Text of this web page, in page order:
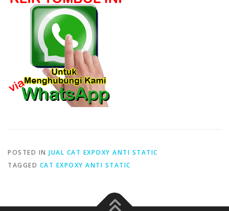
POSTED IN JUAL CAT EXPOXY ANTI STATIC
TAGGED CAT EXPOXY ANTI STATIC